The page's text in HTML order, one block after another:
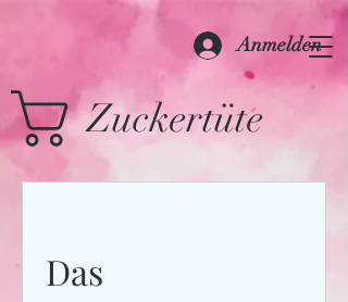
Anmelden
Zuckertüte
Das